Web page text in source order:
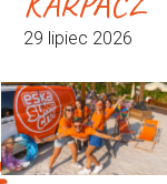
29 lipiec 2026